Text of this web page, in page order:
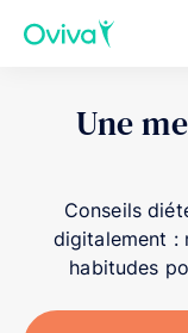
Une
Conseils
digitalement :
habitudes